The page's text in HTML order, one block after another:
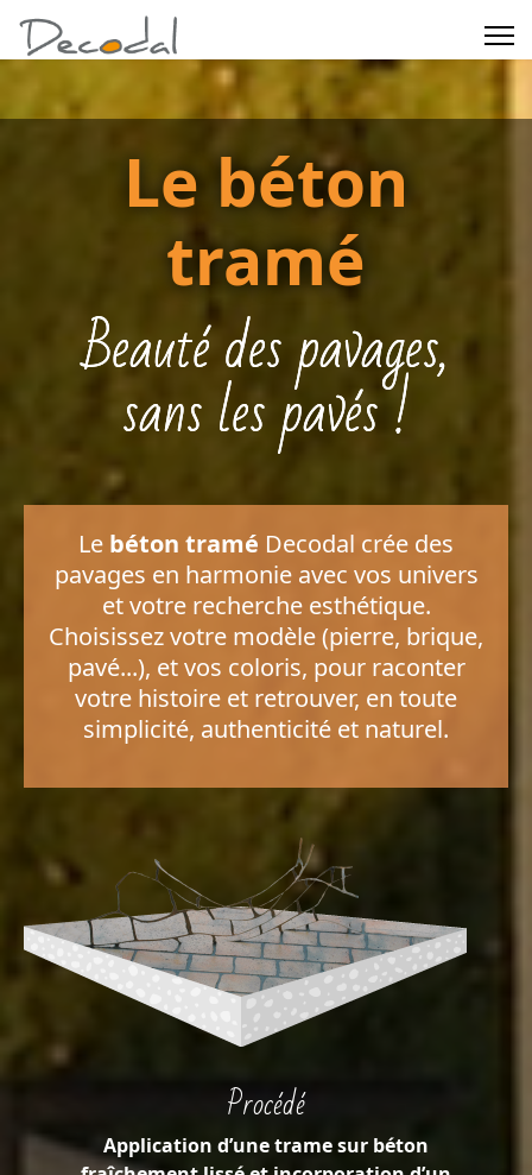
Le béton
tramé
Beauté des pavages,
sans les pavés !
Le béton tramé Decodal crée des
pavages en harmonie avec vos univers
et votre recherche esthétique.
Choisissez votre modèle (pierre, brique,
pavé...), et vos coloris, pour raconter
votre histoire et retrouver, en toute
simplicité, authenticité et naturel.
Procédé
Application d’une trame sur béton